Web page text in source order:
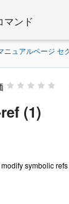
マンド
ニュアルページ セ
(1)
symbolic refs